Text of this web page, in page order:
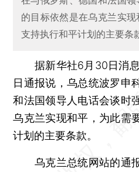
的目标依然是在乌克兰实
支持执行和平计划的主要条
据新华社6月30日消息
日通报说，乌总统波罗申
和法国领导人电话会谈时
乌克兰实现和平，为此需
计划的主要条款。
乌克兰总统网站的通报